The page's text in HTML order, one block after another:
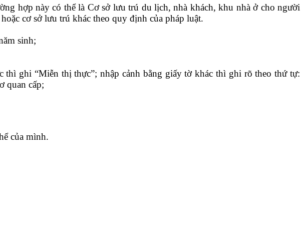
hợp này có thể là Cơ sở lưu trú du lịch, nhà khách, khu nhà ở cho người
cơ sở lưu trú khác theo quy định của pháp luật.
sinh;
thì ghi “Miễn thị thực”; nhập cảnh bằng giấy tờ khác thì ghi rõ theo thứ tự:
quan cấp;
của mình.